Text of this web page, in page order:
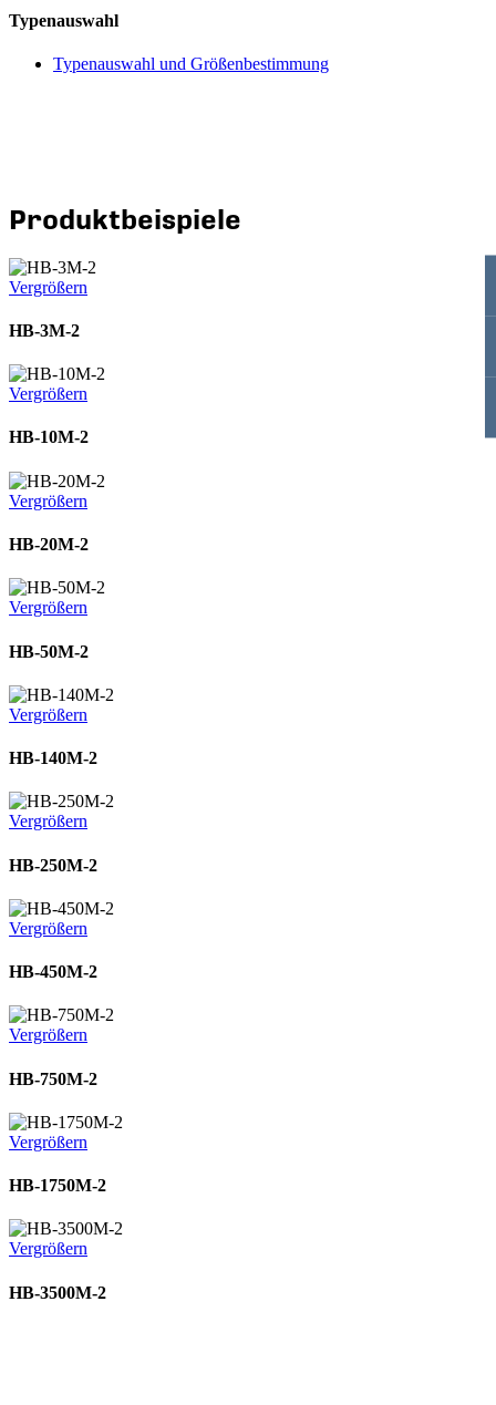
Typenauswahl
Typenauswahl und Größenbestimmung
Produktbeispiele
Vergrößern
HB-3M-2
Vergrößern
HB-10M-2
Vergrößern
HB-20M-2
Vergrößern
HB-50M-2
Vergrößern
HB-140M-2
Vergrößern
HB-250M-2
Vergrößern
HB-450M-2
Vergrößern
HB-750M-2
Vergrößern
HB-1750M-2
Vergrößern
HB-3500M-2